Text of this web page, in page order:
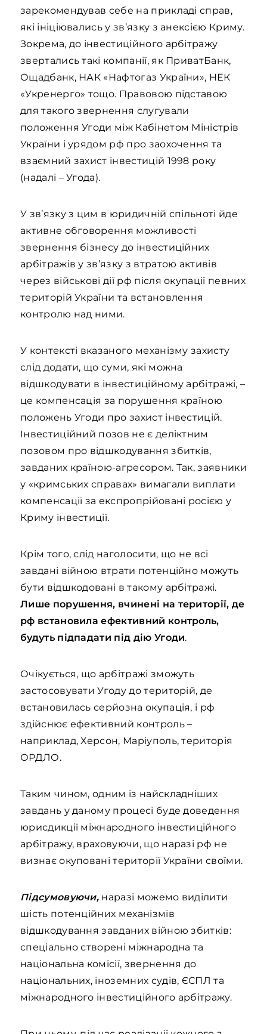
зарекомендував себе на прикладі справ,
які ініціювались у зв’язку з анексією Криму.
Зокрема, до інвестиційного арбітражу
звертались такі компанії, як ПриватБанк,
Ощадбанк, НАК «Нафтогаз України», НЕК
«Укренерго» тощо. Правовою підставою
для такого звернення слугували
положення Угоди між Кабінетом Міністрів
України і урядом рф про заохочення та
взаємний захист інвестицій 1998 року
(надалі – Угода).
У зв’язку з цим в юридичній спільноті йде
активне обговорення можливості
звернення бізнесу до інвестиційних
арбітражів у зв’язку з втратою активів
через військові дії рф після окупації певних
територій України та встановлення
контролю над ними.
У контексті вказаного механізму захисту
слід додати, що суми, які можна
відшкодувати в інвестиційному арбітражі, –
це компенсація за порушення країною
положень Угоди про захист інвестицій.
Інвестиційний позов не є деліктним
позовом про відшкодування збитків,
завданих країною-агресором. Так, заявники
у «кримських справах» вимагали виплати
компенсації за експропрійовані росією у
Криму інвестиції.
Крім того, слід наголосити, що не всі
завдані війною втрати потенційно можуть
бути відшкодовані в такому арбітражі.
Лише порушення, вчинені на території, де
рф встановила ефективний контроль,
будуть підпадати під дію Угоди.
Очікується, що арбітражі зможуть
застосовувати Угоду до територій, де
встановилась серйозна окупація, і рф
здійснює ефективний контроль –
наприклад, Херсон, Маріуполь, територія
ОРДЛО.
Таким чином, одним із найскладніших
завдань у даному процесі буде доведення
юрисдикції міжнародного інвестиційного
арбітражу, враховуючи, що наразі рф не
визнає окуповані території України своїми.
Підсумовуючи, наразі можемо виділити
шість потенційних механізмів
відшкодування завданих війною збитків:
спеціально створені міжнародна та
національна комісії, звернення до
національних, іноземних судів, ЄСПЛ та
міжнародного інвестиційного арбітражу.